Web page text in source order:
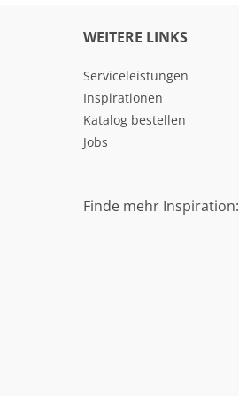
WEITERE LINKS
Serviceleistungen
Inspirationen
Katalog bestellen
Jobs
Finde mehr Inspiration: